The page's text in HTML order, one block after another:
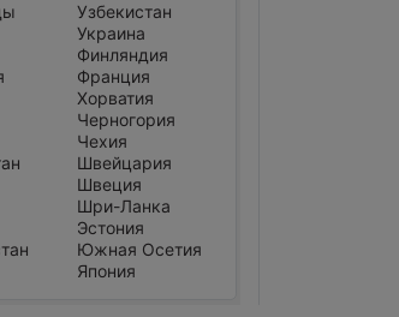
Узбекистан
Украина
Финляндия
Франция
Хорватия
Черногория
Чехия
Швейцария
Швеция
Шри-Ланка
Эстония
Южная Осетия
Япония